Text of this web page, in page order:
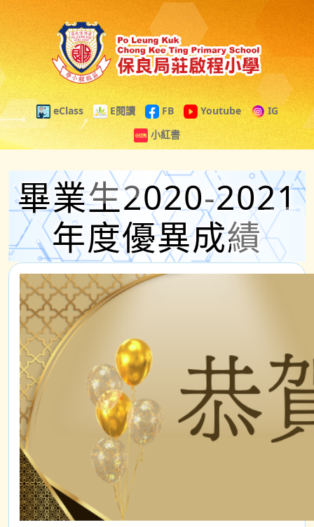
eClass E閱讀 FB Youtube
IG
小紅書
畢業生2020-2021
年度優異成績